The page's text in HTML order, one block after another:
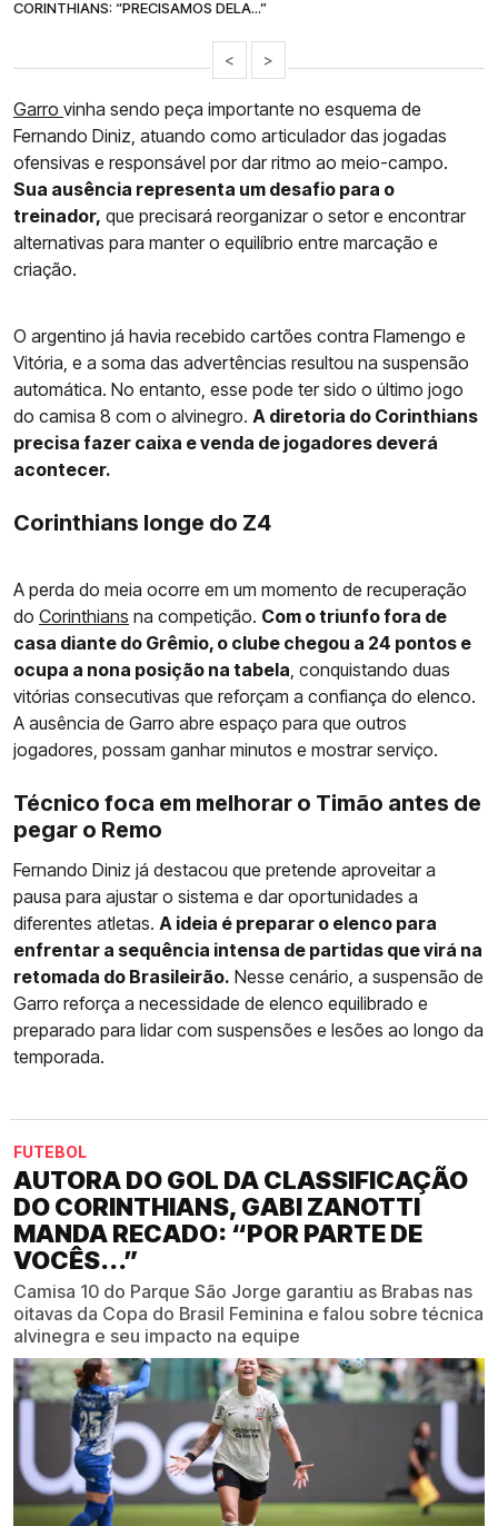
CORINTHIANS: “PRECISAMOS DELA...”
< >
Garro vinha sendo peça importante no esquema de
Fernando Diniz, atuando como articulador das jogadas
ofensivas e responsável por dar ritmo ao meio-campo.
Sua ausência representa um desafio para o
treinador, que precisará reorganizar o setor e encontrar
alternativas para manter o equilíbrio entre marcação e
criação.
O argentino já havia recebido cartões contra Flamengo e
Vitória, e a soma das advertências resultou na suspensão
automática. No entanto, esse pode ter sido o último jogo
do camisa 8 com o alvinegro. A diretoria do Corinthians
precisa fazer caixa e venda de jogadores deverá
acontecer.
Corinthians longe do Z4
A perda do meia ocorre em um momento de recuperação
do Corinthians na competição. Com o triunfo fora de
casa diante do Grêmio, o clube chegou a 24 pontos e
ocupa a nona posição na tabela , conquistando duas
vitórias consecutivas que reforçam a confiança do elenco.
A ausência de Garro abre espaço para que outros
jogadores, possam ganhar minutos e mostrar serviço.
Técnico foca em melhorar o Timão antes de
pegar o Remo
Fernando Diniz já destacou que pretende aproveitar a
pausa para ajustar o sistema e dar oportunidades a
diferentes atletas. A ideia é preparar o elenco para
enfrentar a sequência intensa de partidas que virá na
retomada do Brasileirão. Nesse cenário, a suspensão de
Garro reforça a necessidade de elenco equilibrado e
preparado para lidar com suspensões e lesões ao longo da
temporada.
FUTEBOL
AUTORA DO GOL DA CLASSIFICAÇÃO
DO CORINTHIANS, GABI ZANOTTI
MANDA RECADO: “POR PARTE DE
VOCÊS...”
Camisa 10 do Parque São Jorge garantiu as Brabas nas
oitavas da Copa do Brasil Feminina e falou sobre técnica
alvinegra e seu impacto na equipe